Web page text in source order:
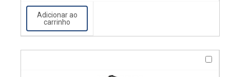
Adicionar ao
carrinho